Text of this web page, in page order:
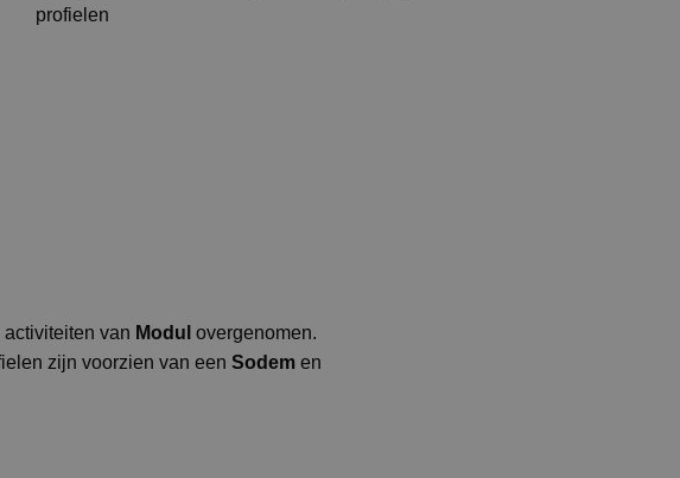
profielen
activiteiten van Modul overgenomen.
zijn voorzien van een Sodem en